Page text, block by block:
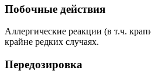
Побочные действия
Аллергические реакции (в т.ч.
крайне редких случаях.
Передозировка